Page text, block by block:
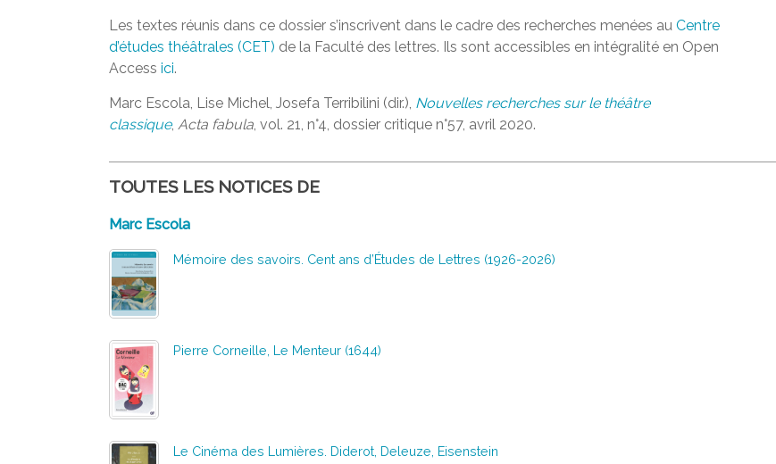
Les textes réunis dans ce dossier s’inscrivent dans le cadre des recherches menées au Centre
d’études théâtrales (CET) de la Faculté des lettres. Ils sont accessibles en intégralité en Open
Access ici.
Marc Escola, Lise Michel, Josefa Terribilini (dir.), Nouvelles recherches sur le théâtre
classique, Acta fabula, vol. 21, n°4, dossier critique n°57, avril 2020.
TOUTES LES NOTICES DE
Marc Escola
Mémoire des savoirs. Cent ans d’Études de Lettres (1926-2026)
Pierre Corneille, Le Menteur (1644)
Le Cinéma des Lumières. Diderot, Deleuze, Eisenstein